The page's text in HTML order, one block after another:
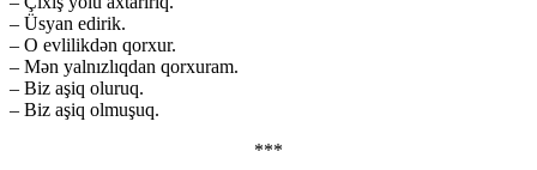
– Üsyan edirik.
– O evlilikdən qorxur.
– Mən yalnızlıqdan qorxuram.
– Biz aşiq oluruq.
– Biz aşiq olmuşuq.
***